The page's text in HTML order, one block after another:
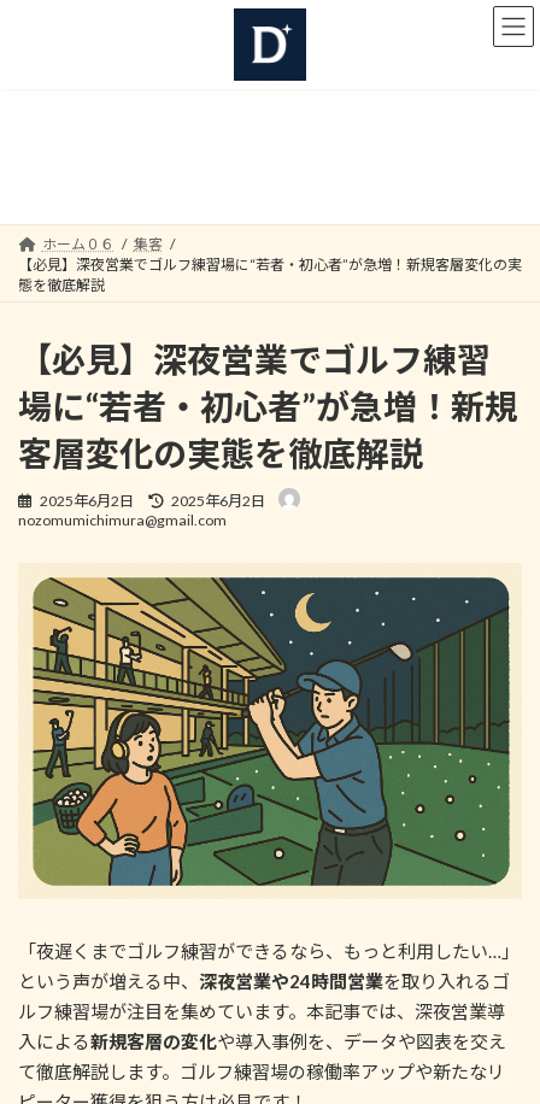
プ
動
ホーム０６
集客
【必見】深夜営業でゴルフ練習場に“若者・初心者”が急増！新規客層変化の実
態を徹底解説
【必見】深夜営業でゴルフ練習
場に“若者・初心者”が急増！新規
客層変化の実態を徹底解説
2025年6月2日
最
終
日
時
:
2025年6月2日
nozomumichimura@gmail.com
「夜遅くまでゴルフ練習ができるなら、もっと利用したい…」
という声が増える中、 深夜営業や24時間営業を取り入れるゴ
ルフ練習場が注目を集めています。本記事では、深夜営業導
入による新規客層の変化や導入事例を、データや図表を交え
て徹底解説します。ゴルフ練習場の稼働率アップや新たなリ